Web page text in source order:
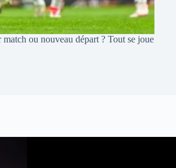
ou nouveau départ ? Tout se joue